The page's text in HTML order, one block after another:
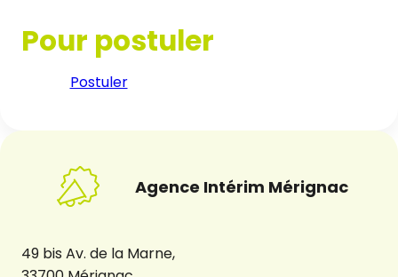
Pour postuler
Postuler
Agence Intérim Mérignac
49 bis Av. de la Marne,